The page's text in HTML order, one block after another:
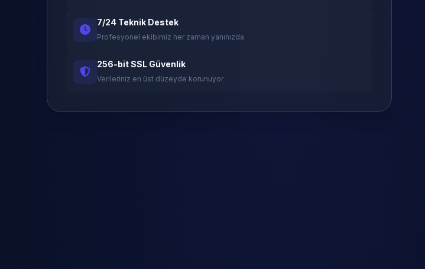
7/24 Teknik Destek
Profesyonel ekibimiz her zaman yanınızda
256-bit SSL Güvenlik
Verileriniz en üst düzeyde korunuyor